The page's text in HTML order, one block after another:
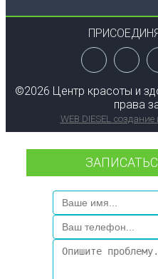
©2026 Центр красоты и
права
WEB DIESEL